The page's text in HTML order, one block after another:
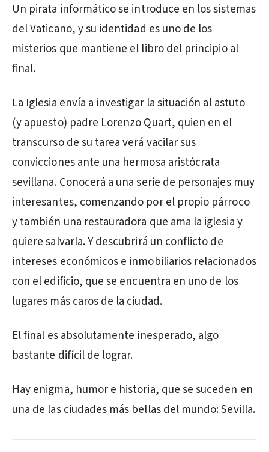
Un pirata informático se introduce en los sistemas
del Vaticano, y su identidad es uno de los
misterios que mantiene el libro del principio al
final.
La Iglesia envía a investigar la situación al astuto
(y apuesto) padre Lorenzo Quart, quien en el
transcurso de su tarea verá vacilar sus
convicciones ante una hermosa aristócrata
sevillana. Conocerá a una serie de personajes muy
interesantes, comenzando por el propio párroco
y también una restauradora que ama la iglesia y
quiere salvarla. Y descubrirá un conflicto de
intereses económicos e inmobiliarios relacionados
con el edificio, que se encuentra en uno de los
lugares más caros de la ciudad.
El final es absolutamente inesperado, algo
bastante difícil de lograr.
Hay enigma, humor e historia, que se suceden en
una de las ciudades más bellas del mundo: Sevilla.